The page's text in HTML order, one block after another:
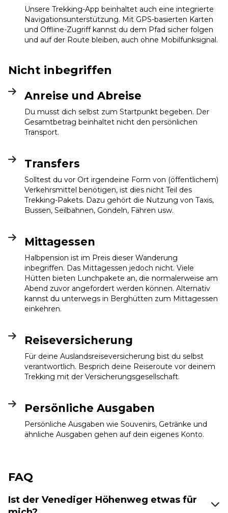
Unsere Trekking-App beinhaltet auch eine integrierte
Navigationsunterstützung. Mit GPS-basierten Karten
und Offline-Zugriff kannst du dem Pfad sicher folgen
und auf der Route bleiben, auch ohne Mobilfunksignal.
Nicht inbegriffen
Anreise und Abreise
Du musst dich selbst zum Startpunkt begeben. Der
Gesamtbetrag beinhaltet nicht den persönlichen
Transport.
Transfers
Solltest du vor Ort irgendeine Form von (öffentlichem)
Verkehrsmittel benötigen, ist dies nicht Teil des
Trekking-Pakets. Dazu gehört die Nutzung von Taxis,
Bussen, Seilbahnen, Gondeln, Fähren usw.
Mittagessen
Halbpension ist im Preis dieser Wanderung
inbegriffen. Das Mittagessen jedoch nicht. Viele
Hütten bieten Lunchpakete an, die normalerweise am
Abend zuvor angefordert werden können. Alternativ
kannst du unterwegs in Berghütten zum Mittagessen
einkehren.
Reiseversicherung
Für deine Auslandsreiseversicherung bist du selbst
verantwortlich. Besprich deine Reiseroute vor deinem
Trekking mit der Versicherungsgesellschaft.
Persönliche Ausgaben
Persönliche Ausgaben wie Souvenirs, Getränke und
ähnliche Ausgaben gehen auf dein eigenes Konto.
FAQ
Ist der Venediger Höhenweg etwas für